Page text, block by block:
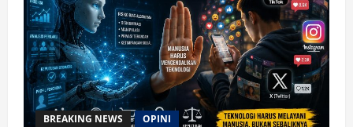
BREAKING NEWS OPINI